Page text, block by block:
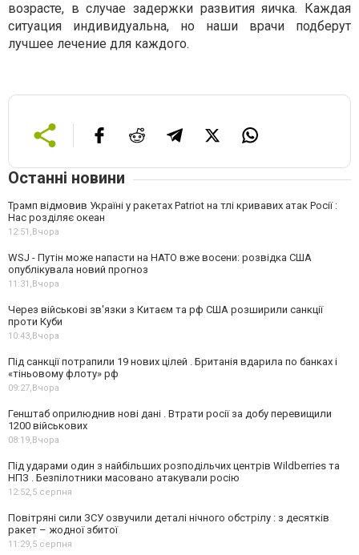
возрасте, в случае задержки развития яичка. Каждая
ситуация индивидуальна, но наши врачи подберут
лучшее лечение для каждого.
Останні новини
Трамп відмовив Україні у ракетах Patriot на тлі кривавих атак Росії :
Нас розділяє океан
12:51, Вчора
WSJ - Путін може напасти на НАТО вже восени: розвідка США
опублікувала новий прогноз
11:31, Вчора
Через військові зв'язки з Китаєм та рф США розширили санкції
проти Куби
10:43, Вчора
Під санкції потрапили 19 нових цілей . Британія вдарила по банках і
«тіньовому флоту» рф
09:27, Вчора
Генштаб оприлюднив нові дані . Втрати росії за добу перевищили
1200 військових
08:19, Вчора
Під ударами один з найбільших розподільчих центрів Wildberries та
НПЗ . Безпілотники масовано атакували росію
12:52,5 серпня
Повітряні сили ЗСУ озвучили деталі нічного обстрілу : з десятків
ракет – жодної збитої
11:29,5 серпня